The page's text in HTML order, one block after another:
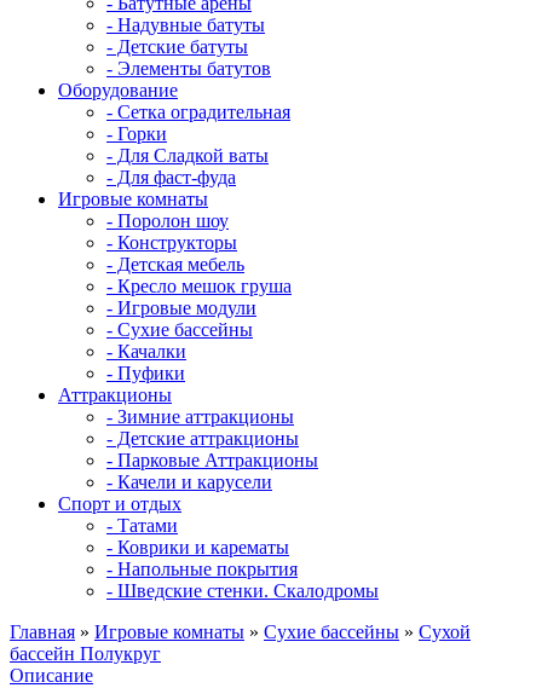
- Надувные батуты
- Детские батуты
- Элементы батутов
Оборудование
- Сетка оградительная
- Горки
- Для Сладкой ваты
- Для фаст-фуда
Игровые комнаты
- Поролон шоу
- Конструкторы
- Детская мебель
- Кресло мешок груша
- Игровые модули
- Сухие бассейны
- Качалки
- Пуфики
Аттракционы
- Зимние аттракционы
- Детские аттракционы
- Парковые Аттракционы
- Качели и карусели
Спорт и отдых
- Татами
- Коврики и карематы
- Напольные покрытия
- Шведские стенки. Скалодромы
Главная » Игровые комнаты » Сухие бассейны » Сухой
бассейн Полукруг
Описание